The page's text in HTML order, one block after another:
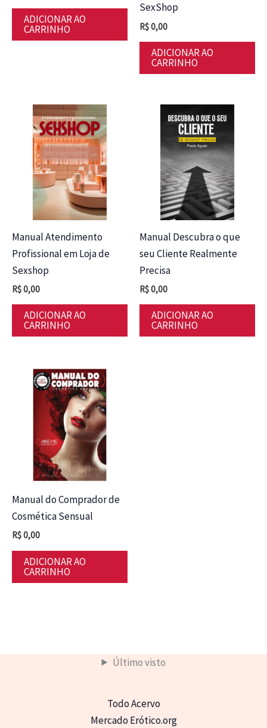
ADICIONAR AO
CARRINHO
SexShop
R$0,00
ADICIONAR AO
CARRINHO
Manual Atendimento
Profissional em Loja de
Sexshop
R$0,00
ADICIONAR AO
CARRINHO
Manual Descubra o que
seu Cliente Realmente
Precisa
R$0,00
ADICIONAR AO
CARRINHO
Manual do Comprador de
Cosmética Sensual
R$0,00
ADICIONAR AO
CARRINHO
Último visto
Todo Acervo
Mercado Erótico.org